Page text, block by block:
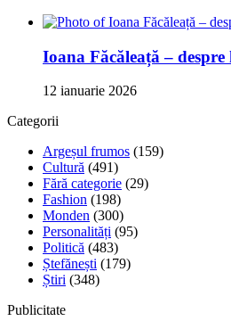
Ioana Făcăleață –
12 ianuarie 2026
Categorii
Argeșul frumos (159)
Cultură (491)
Fără categorie (29)
Fashion (198)
Monden (300)
Personalități (95)
Politică (483)
Ștefănești (179)
Știri (348)
Publicitate